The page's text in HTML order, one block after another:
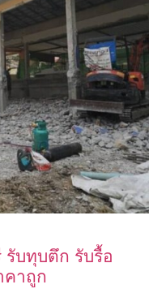
รับทุบตึก รับรื้อ
คาถูก